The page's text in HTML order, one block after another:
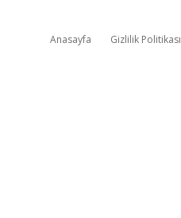
Anasayfa Gizlilik Politikası